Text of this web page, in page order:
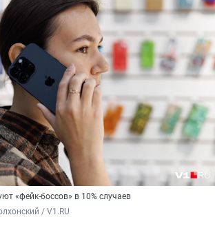
«фейк-боссов» в 10% случаев
/ V1.RU